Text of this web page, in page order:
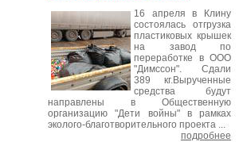
16 апреля в Клину
состоялась отгрузка
пластиковых крышек
на завод по
переработке в ООО
"Димссон". Сдали
389 кг.Вырученные
средства будут
направлены в Общественную
организацию "Дети войны" в рамках
эколого-благотворительного проекта ...
подробнее